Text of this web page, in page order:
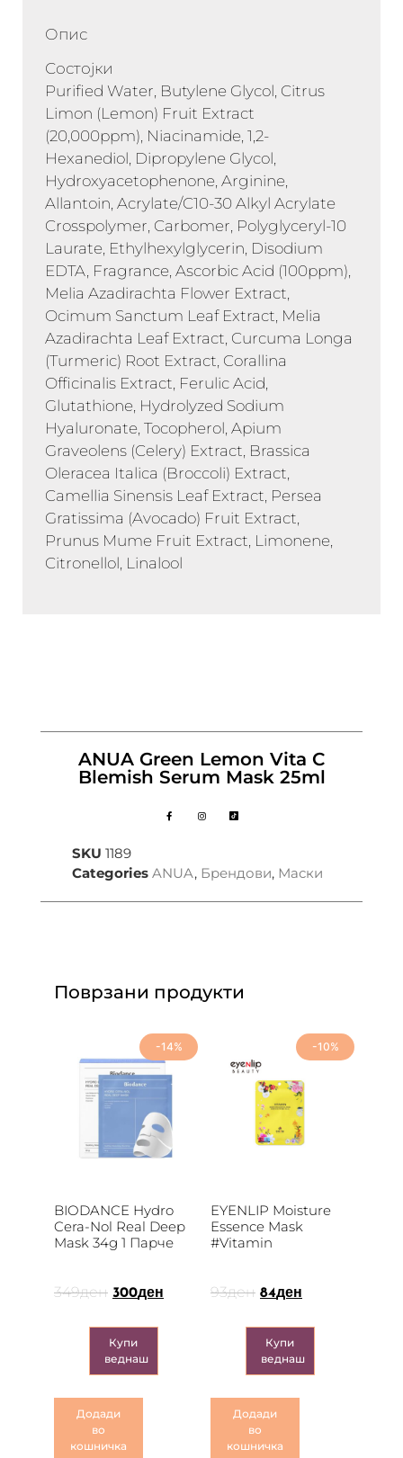
Опис
Состојки
Purified Water, Butylene Glycol, Citrus
Limon (Lemon) Fruit Extract
(20,000ppm), Niacinamide, 1,2-
Hexanediol, Dipropylene Glycol,
Hydroxyacetophenone, Arginine,
Allantoin, Acrylate/C10-30 Alkyl Acrylate
Crosspolymer, Carbomer, Polyglyceryl-10
Laurate, Ethylhexylglycerin, Disodium
EDTA, Fragrance, Ascorbic Acid (100ppm),
Melia Azadirachta Flower Extract,
Ocimum Sanctum Leaf Extract, Melia
Azadirachta Leaf Extract, Curcuma Longa
(Turmeric) Root Extract, Corallina
Officinalis Extract, Ferulic Acid,
Glutathione, Hydrolyzed Sodium
Hyaluronate, Tocopherol, Apium
Graveolens (Celery) Extract, Brassica
Oleracea Italica (Broccoli) Extract,
Camellia Sinensis Leaf Extract, Persea
Gratissima (Avocado) Fruit Extract,
Prunus Mume Fruit Extract, Limonene,
Citronellol, Linalool
ANUA Green Lemon Vita C
Blemish Serum Mask 25ml
SKU 1189
Categories ANUA, Брендови, Маски
Поврзани продукти
-14%
BIODANCE Hydro
Cera-Nol Real Deep
Mask 34g 1 Парче
349ден 300ден
Купи
веднаш
Додади
во
кошничка
-10%
EYENLIP Moisture
Essence Mask
#Vitamin
93ден 84ден
Купи
веднаш
Додади
во
кошничка